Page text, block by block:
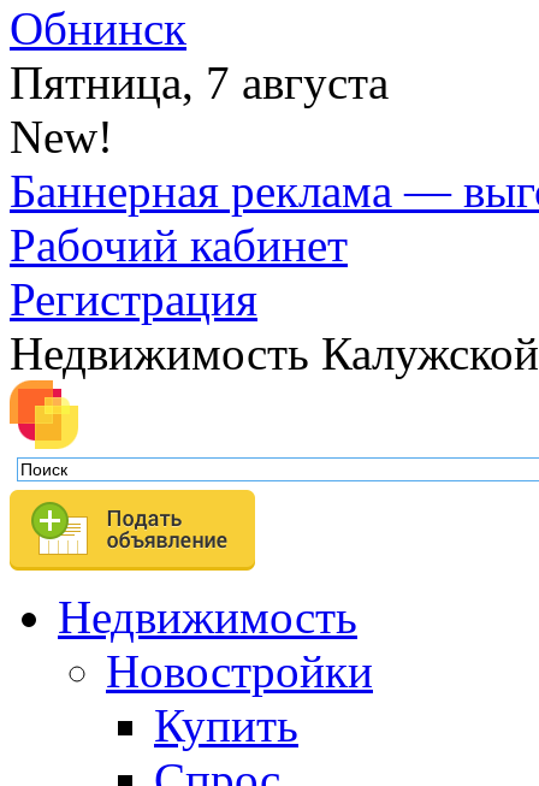
Обнинск
Пятница, 7 августа
New!
Баннерная реклама —
Рабочий кабинет
Регистрация
Недвижимость
Недвижимость
Новостройки
Купить